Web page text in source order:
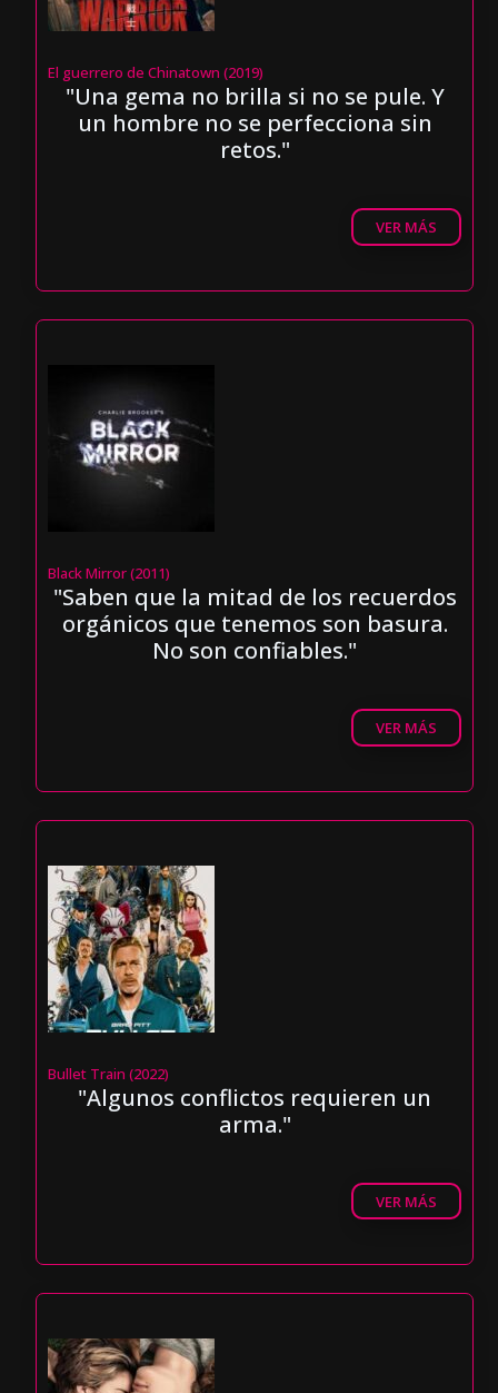
El guerrero de Chinatown (2019)
"Una gema no brilla si no se pule. Y
un hombre no se perfecciona sin
retos."
VER MÁS
Black Mirror (2011)
"Saben que la mitad de los recuerdos
orgánicos que tenemos son basura.
No son confiables."
VER MÁS
Bullet Train (2022)
"Algunos conflictos requieren un
arma."
VER MÁS